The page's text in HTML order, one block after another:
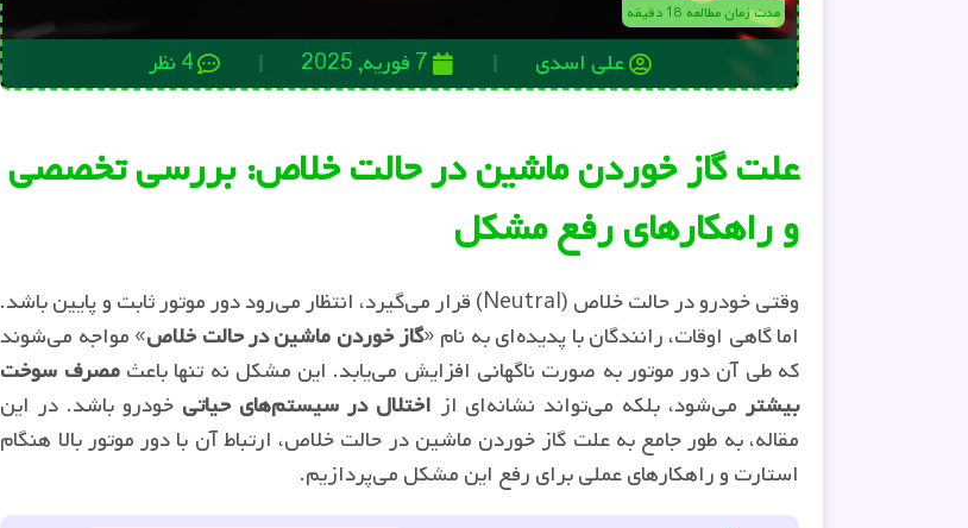
علی اسدی 7 فوریه, 2025 4 نظر
مدت زمان مطالعه 18 دقیقه
علت گاز خوردن ماشین در حالت خلاص: بررسی تخصصی
و راهکارهای رفع مشکل
وقتی خودرو در حالت خلاص (Neutral) قرار می‌گیرد، انتظار می‌رود دور موتور ثابت و پایین باشد.
اما گاهی اوقات، رانندگان با پدیده‌ای به نام «گاز خوردن ماشین در حالت خلاص» مواجه می‌شوند
که طی آن دور موتور به صورت ناگهانی افزایش می‌یابد. این مشکل نه تنها باعثمصرف سوخت
بیشترمی‌شود، بلکه می‌تواند نشانه‌ای از اختلال در سیستم‌های حیاتی خودرو باشد. در این
مقاله، به طور جامع به علت گاز خوردن ماشین در حالت خلاص، ارتباط آن با دور موتور بالا هنگام
استارت و راهکارهای عملی برای رفع این مشکل می‌پردازیم.